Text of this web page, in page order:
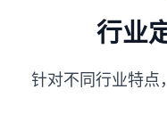
行业
针对不同行业特点